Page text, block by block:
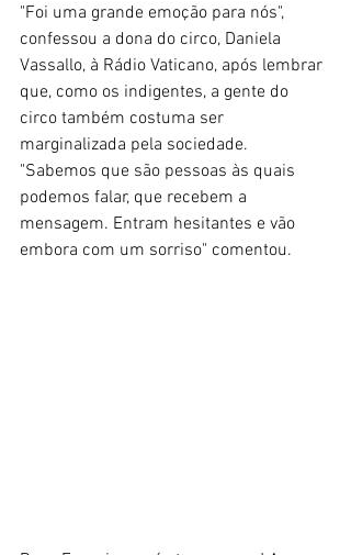
"Foi uma grande emoção para nós",
confessou a dona do circo, Daniela
Vassallo, à Rádio Vaticano, após lembrar
que, como os indigentes, a gente do
circo também costuma ser
marginalizada pela sociedade.
"Sabemos que são pessoas às quais
podemos falar, que recebem a
mensagem. Entram hesitantes e vão
embora com um sorriso" comentou.